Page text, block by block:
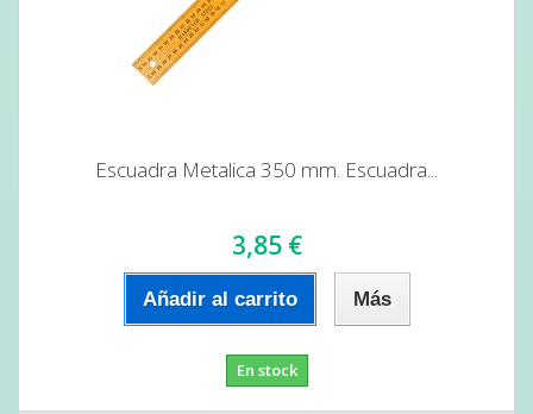
Escuadra Metalica 350 mm. Escuadra...
3,85 €
Añadir al carrito Más
En stock